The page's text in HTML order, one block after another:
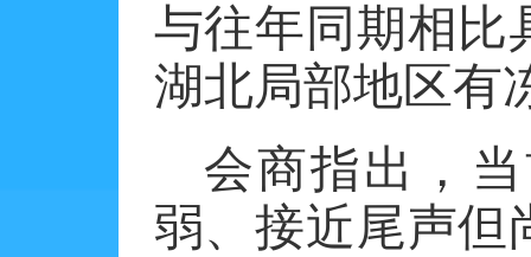
与往年同期相比
湖北局部地区有
会商指出，
弱、接近尾声但